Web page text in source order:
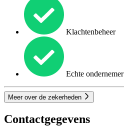
Klachtenbeheer
Echte ondernemer
Meer over de zekerheden
Contactgegevens